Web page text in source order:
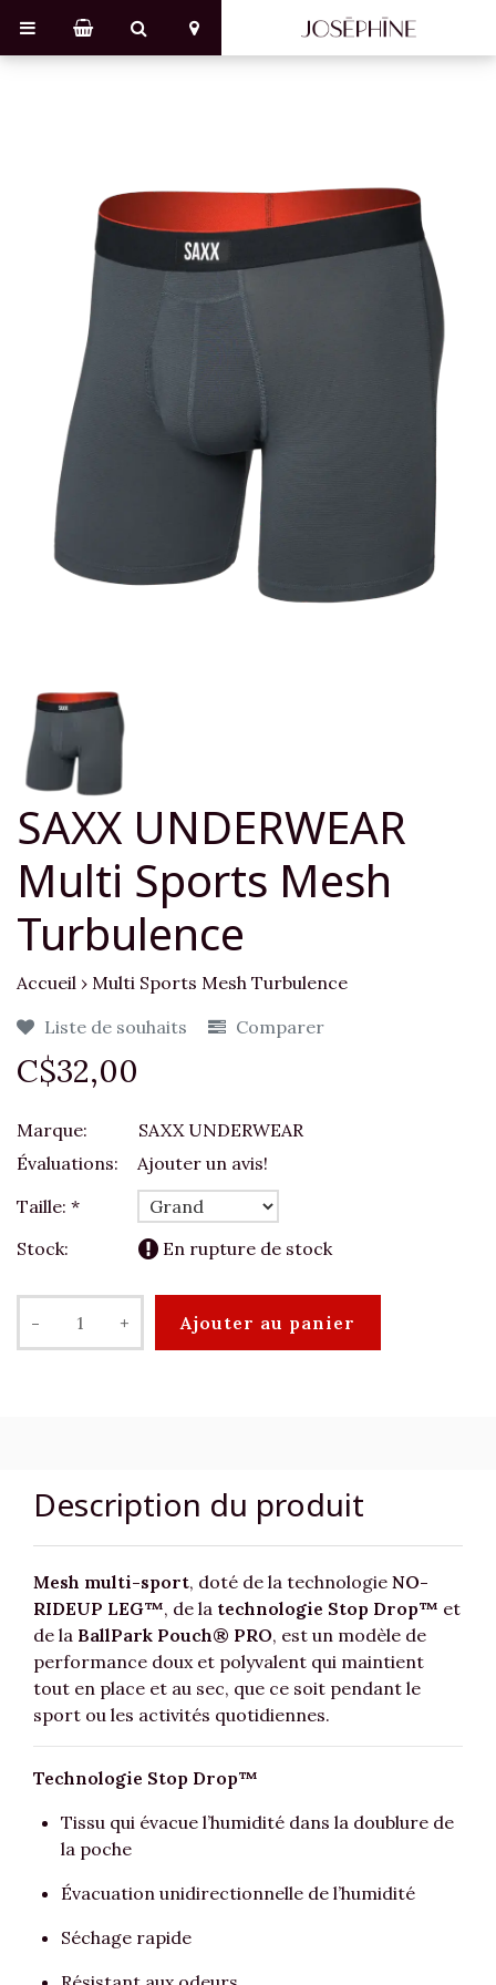
SAXX UNDERWEAR
Multi Sports Mesh
Turbulence
Accueil › Multi Sports Mesh Turbulence
Liste de souhaits
Comparer
C$32,00
Marque:
SAXX UNDERWEAR
Évaluations:
Ajouter un avis!
Taille: *
Stock:
En rupture de stock
- + Ajouter au panier
Description du produit
Mesh multi-sport, doté de la technologie NO-
RIDEUP LEG™, de la technologie Stop Drop™ et
de la BallPark Pouch® PRO, est un modèle de
performance doux et polyvalent qui maintient
tout en place et au sec, que ce soit pendant le
sport ou les activités quotidiennes.
Technologie Stop Drop™
Tissu qui évacue l’humidité dans la doublure de
la poche
Évacuation unidirectionnelle de l’humidité
Séchage rapide